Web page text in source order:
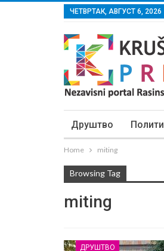
ЧЕТВРТАК, АВГУСТ 6, 2026
Друштво
Home miting
Browsing Tag
miting
ДРУШТВО